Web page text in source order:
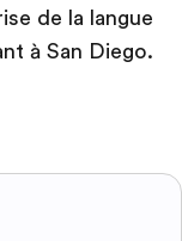
de la langue
à San Diego.